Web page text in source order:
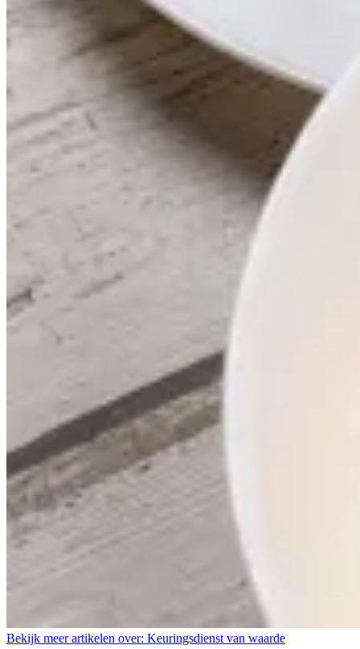
Bekijk meer artikelen over: Keuringsdienst van waarde